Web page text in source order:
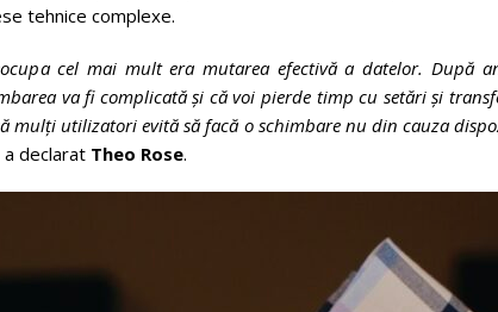
tehnice complexe.
cel mai mult era mutarea efectivă a datelor. După
va fi complicată și că voi pierde timp cu setări și
mulți utilizatori evită să facă o schimbare nu din cauza
a declarat Theo Rose.